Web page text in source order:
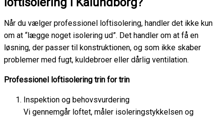
Når du vælger professionel loftisolering, handler det ikke kun
om at “lægge noget isolering ud”. Det handler om at få en
løsning, der passer til konstruktionen, og som ikke skaber
problemer med fugt, kuldebroer eller dårlig ventilation.
Professionel loftisolering trin for trin
Inspektion og behovsvurdering
Vi gennemgår loftet, måler isoleringstykkelsen og